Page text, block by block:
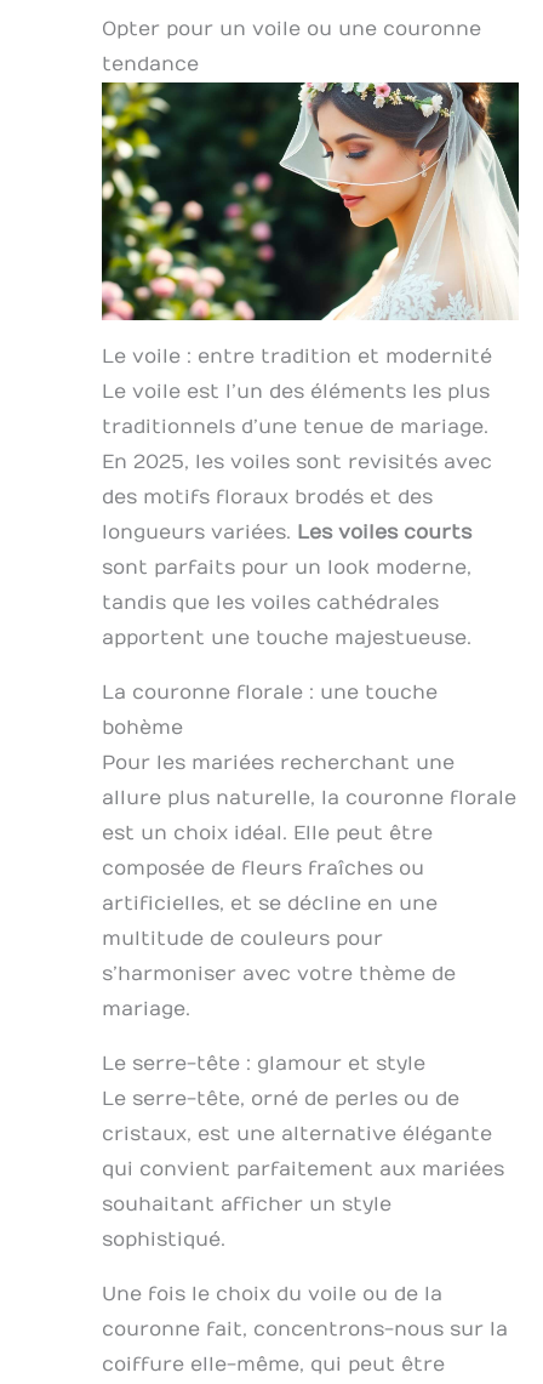
Opter pour un voile ou une couronne
tendance
Le voile : entre tradition et modernité
Le voile est l’un des éléments les plus
traditionnels d’une tenue de mariage.
En 2025, les voiles sont revisités avec
des motifs floraux brodés et des
longueurs variées. Les voiles courts
sont parfaits pour un look moderne,
tandis que les voiles cathédrales
apportent une touche majestueuse.
La couronne florale : une touche
bohème
Pour les mariées recherchant une
allure plus naturelle, la couronne florale
est un choix idéal. Elle peut être
composée de fleurs fraîches ou
artificielles, et se décline en une
multitude de couleurs pour
s’harmoniser avec votre thème de
mariage.
Le serre-tête : glamour et style
Le serre-tête, orné de perles ou de
cristaux, est une alternative élégante
qui convient parfaitement aux mariées
souhaitant afficher un style
sophistiqué.
Une fois le choix du voile ou de la
couronne fait, concentrons-nous sur la
coiffure elle-même, qui peut être